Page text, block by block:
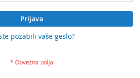
Prijava
pozabili vaše geslo?